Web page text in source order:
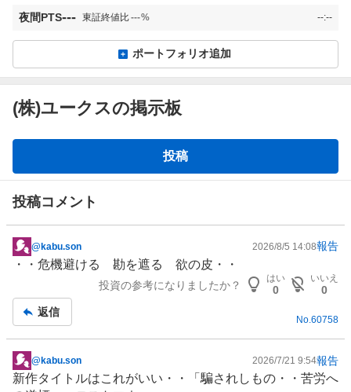
夜間PTS--- 東証終値比---% --:--
ポートフォリオ追加
(株)ユークスの掲示板
板
投稿
投稿コメント
掲
事
@kabu.son 2026/8/5 14:08報告
・・危機避ける 勘を遮る 欲の皮・・
投資の参考になりましたか？
はい
0
いいえ
0
返信
No.60758
掲
示
@kabu.son 2026/7/21 9:54報告
新作タイトルはこれがいい・・「騙されしもの・・苦労へ